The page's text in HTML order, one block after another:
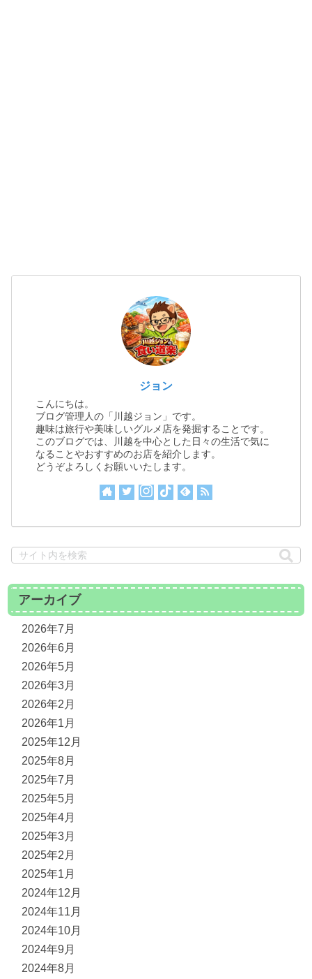
ジョン
こんにちは。
ブログ管理人の「川越ジョン」です。
趣味は旅行や美味しいグルメ店を発掘することです。
このブログでは、川越を中心とした日々の生活で気に
なることやおすすめのお店を紹介します。
どうぞよろしくお願いいたします。
アーカイブ
2026年7月
2026年6月
2026年5月
2026年3月
2026年2月
2026年1月
2025年12月
2025年8月
2025年7月
2025年5月
2025年4月
2025年3月
2025年2月
2025年1月
2024年12月
2024年11月
2024年10月
2024年9月
2024年8月